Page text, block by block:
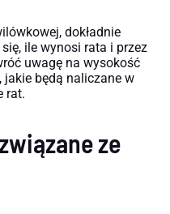
dokładnie
ile wynosi rata i przez
uwagę na wysokość
jakie będą naliczane w
rat.
ze